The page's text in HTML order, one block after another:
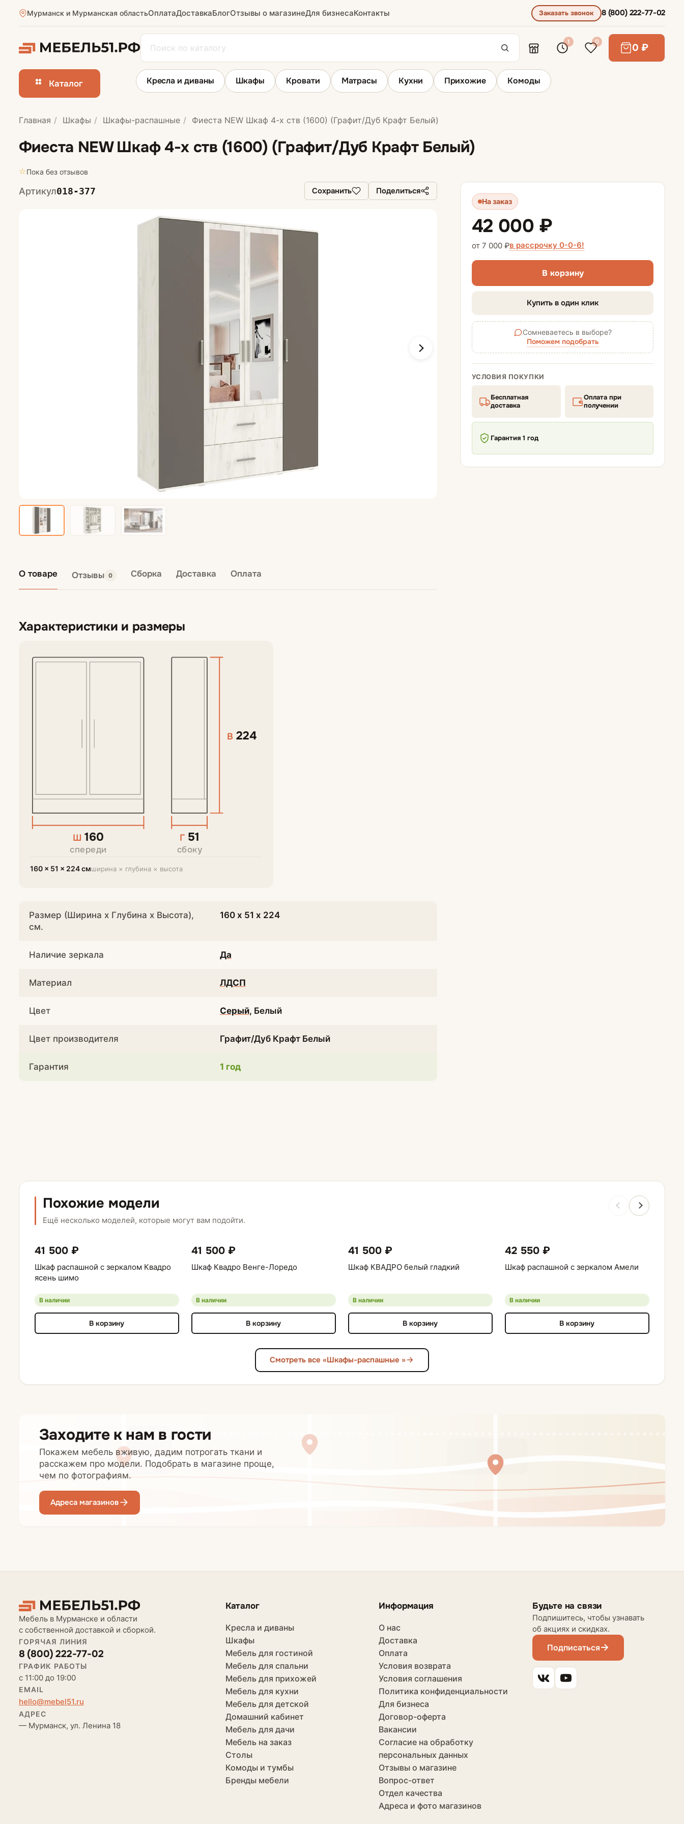
Мурманск и Мурманская областьОплатаДоставкаБлогОтзывы о магазинеДля бизнесаКонтакты Заказать звонок 8 (800) 222-77-02
1 0 0 ₽
Каталог Кресла и диваны Шкафы Кровати Матрасы Кухни Прихожие Комоды
Главная Шкафы Шкафы-распашные Фиеста NEW Шкаф 4-х ств (1600) (Графит/Дуб Крафт Белый)
Фиеста NEW Шкаф 4-х ств (1600) (Графит/Дуб Крафт Белый)
☆Пока без отзывов
Артикул018-377 Сохранить Поделиться
О товаре Отзывы 0 Сборка Доставка Оплата
Характеристики и размеры
Ш 160 Г51
В 224
спереди сбоку
160 × 51 × 224 смширина × глубина × высота
Размер (Ширина х Глубина х Высота),
см.
160 х 51 х 224
Наличие зеркала Да
Материал ЛДСП
Цвет Серый, Белый
Цвет производителя Графит/Дуб Крафт Белый
Гарантия 1 год
На заказ
42 000 ₽
от 7 000 ₽в рассрочку 0-0-6!
В корзину
Купить в один клик
Сомневаетесь в выборе?
Поможем подобрать
УСЛОВИЯ ПОКУПКИ
Бесплатная
доставка
Оплата при
получении
Гарантия 1 год
Похожие модели
Ещё несколько моделей, которые могут вам подойти.
41 500 ₽
Шкаф распашной с зеркалом Квадро
ясень шимо
В наличии
В корзину
41 500 ₽
Шкаф Квадро Венге-Лоредо
В наличии
В корзину
41 500 ₽
Шкаф КВАДРО белый гладкий
В наличии
В корзину
42 550 ₽
Шкаф распашной с зеркалом Амели
В наличии
В корзину
Смотреть все «Шкафы-распашные »
Заходите к нам в гости
Покажем мебель вживую, дадим потрогать ткани и
расскажем про модели. Подобрать в магазине проще,
чем по фотографиям.
Адреса магазинов
Мебель в Мурманске и области
с собственной доставкой и сборкой.
ГОРЯЧАЯ ЛИНИЯ
8 (800) 222-77-02
ГРАФИК РАБОТЫ
с 11:00 до 19:00
EMAIL
hello@mebel51.ru
АДРЕС
— Мурманск, ул. Ленина 18
Каталог
Кресла и диваны
Шкафы
Мебель для гостиной
Мебель для спальни
Мебель для прихожей
Мебель для кухни
Мебель для детской
Домашний кабинет
Мебель для дачи
Мебель на заказ
Столы
Комоды и тумбы
Бренды мебели
Информация
О нас
Доставка
Оплата
Условия возврата
Условия соглашения
Политика конфиденциальности
Для бизнеса
Договор-оферта
Вакансии
Согласие на обработку
персональных данных
Отзывы о магазине
Вопрос-ответ
Отдел качества
Адреса и фото магазинов
Будьте на связи
Подпишитесь, чтобы узнавать
об акциях и скидках.
Подписаться